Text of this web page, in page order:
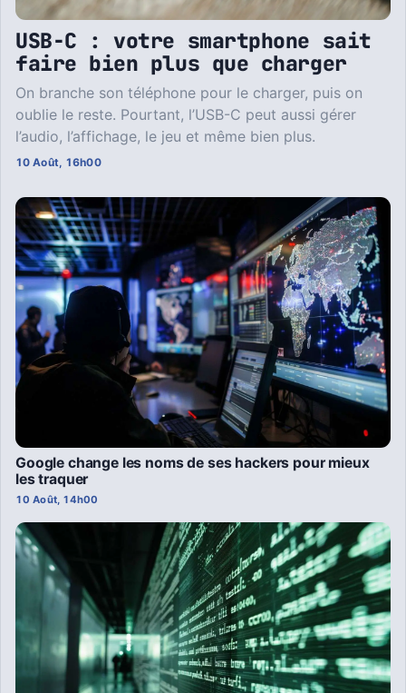
USB-C : votre smartphone sait
faire bien plus que charger
On branche son téléphone pour le charger, puis on
oublie le reste. Pourtant, l’USB-C peut aussi gérer
l’audio, l’affichage, le jeu et même bien plus.
10 Août, 16h00
Google change les noms de ses hackers pour mieux
les traquer
10 Août, 14h00